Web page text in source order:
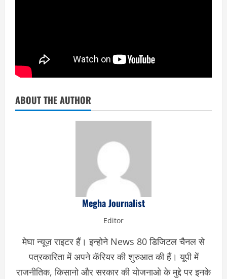
ABOUT THE AUTHOR
Megha Journalist
Editor
मेघा न्यूज़ राइटर हैं। इन्होने News 80 डिजिटल चैनल से
पत्रकारिता में अपने कॅरियर की शुरुआत की हैं। यूपी में
राजनीतिक, किसानो और सरकार की योजनाओ के मुद्दे पर इनके